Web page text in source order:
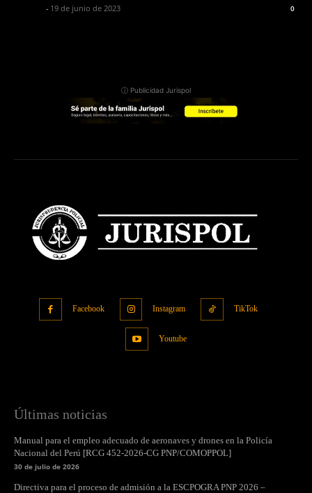
- 19 de junio de 2023 0
ⓘ Publicidad Jurispol
Facebook Instagram TikTok
Youtube
Últimas noticias
Manual para el empleo adecuado de aeronaves y drones en la Policía
Nacional del Perú [RCG 452-2026-CG PNP/COMOPPOL]
30 de julio de 2026
Directiva para el proceso de admisión a la ESCPOGRA PNP 2026 –